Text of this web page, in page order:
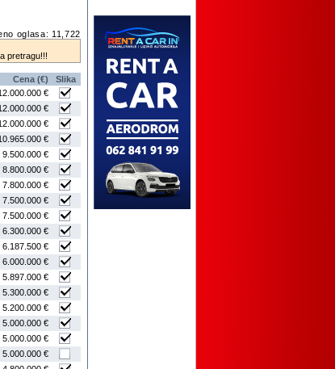
oglasa: 11,722
pretragu!!!
Cena (€)
Slika
€
€
€
€
9.500.000 €
8.800.000 €
7.800.000 €
7.500.000 €
7.500.000 €
6.300.000 €
6.187.500 €
6.000.000 €
5.897.000 €
5.300.000 €
5.200.000 €
5.000.000 €
5.000.000 €
5.000.000 €